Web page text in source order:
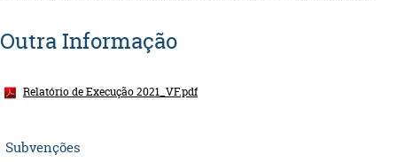
Outra Informação
Relatório de Execução 2021_VF.pdf
Subvenções